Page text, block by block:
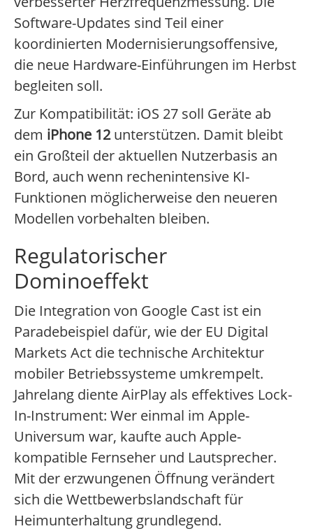
Software-Updates sind Teil einer
koordinierten Modernisierungsoffensive,
die neue Hardware-Einführungen im Herbst
begleiten soll.
Zur Kompatibilität: iOS 27 soll Geräte ab
dem iPhone 12unterstützen. Damit bleibt
ein Großteil der aktuellen Nutzerbasis an
Bord, auch wenn rechenintensive KI-
Funktionen möglicherweise den neueren
Modellen vorbehalten bleiben.
Regulatorischer
Dominoeffekt
Die Integration von Google Cast ist ein
Paradebeispiel dafür, wie der EU Digital
Markets Act die technische Architektur
mobiler Betriebssysteme umkrempelt.
Jahrelang diente AirPlay als effektives Lock-
In-Instrument: Wer einmal im Apple-
Universum war, kaufte auch Apple-
kompatible Fernseher und Lautsprecher.
Mit der erzwungenen Öffnung verändert
sich die Wettbewerbslandschaft für
Heimunterhaltung grundlegend.